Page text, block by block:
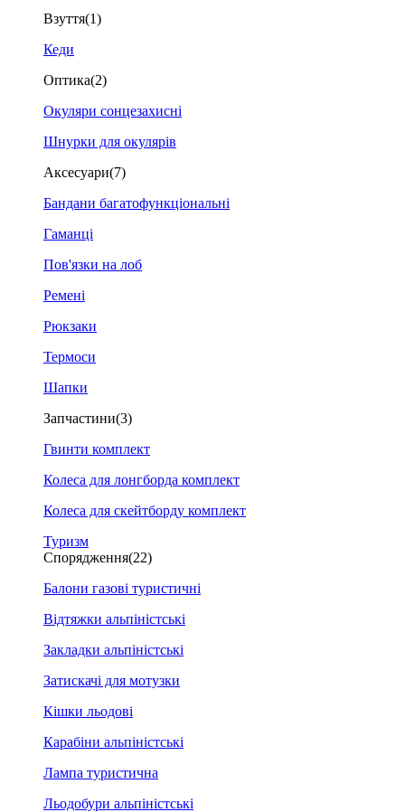
Взуття(1)
Кеди
Оптика(2)
Окуляри сонцезахисні
Шнурки для окулярів
Аксесуари(7)
Бандани багатофункціональні
Гаманці
Пов'язки на лоб
Ремені
Рюкзаки
Термоси
Шапки
Запчастини(3)
Гвинти комплект
Колеса для лонгборда комплект
Колеса для скейтборду комплект
Туризм
Спорядження(22)
Балони газові туристичні
Відтяжки альпіністські
Закладки альпіністські
Затискачі для мотузки
Кішки льодові
Карабіни альпіністські
Лампа туристична
Льодобури альпіністські